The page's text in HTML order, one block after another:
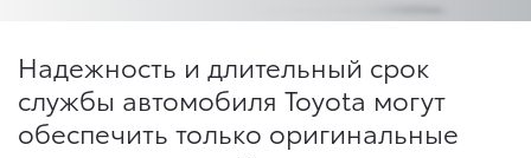
Надежность и длительный срок
службы автомобиля Toyota могут
обеспечить только оригинальные